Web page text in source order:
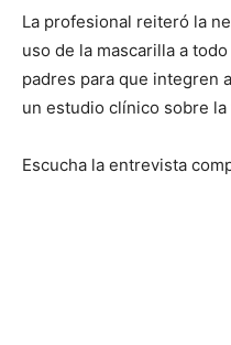
La profesional reiteró la
uso de la mascarilla a
padres para que integren
un estudio clínico sobre la
Escucha la entrevista